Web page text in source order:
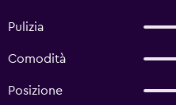
Pulizia
Comodità
Posizione